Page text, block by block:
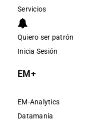
Servicios
Quiero ser patrón
Inicia Sesión
EM+
EM-Analytics
Datamanía